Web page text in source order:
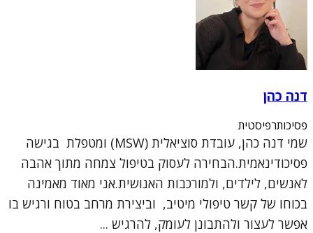
דנה כהן
פסיכותרפיסטית
שמי דנה כהן, עובדת סוציאלית (MSW) ומטפלת בגישה
פסיכודינאמית.הבחירה לעסוק בטיפול צמחה מתוך אהבה
לאנשים, לילדים, ולמורכבות האנושית.אני מאוד מאמינה
בכוחו של קשר טיפולי מיטיב, וביצירת מרחב בטוח ורגיש בו
אפשר לעצור ולהתבונן לעומק, להרגיש ...